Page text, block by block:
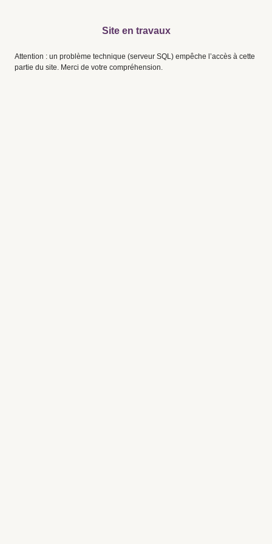
Site en travaux
Attention : un problème technique (serveur SQL) empêche l’accès à cette
partie du site. Merci de votre compréhension.